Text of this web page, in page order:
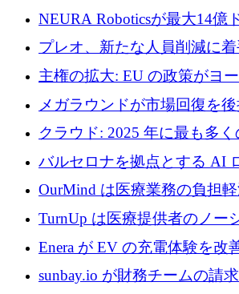
ように再考しているか
NEURA Roboticsが最大14億
Bending Spoonsが米国IPOを
4億ポンドのチップ計画を発
プレオ、新たな人員削減に
雇
主権の拡大: EU の政策がヨ
プテック戦略をどのように
メガラウンドが市場回復を
ハイテク資金調達は5月に
クラウド: 2025 年に最も多
た 10 社
バルセロナを拠点とする AI
Theker が 8,500 万ドルを調達
OurMind は医療業務の負担
ロを寄付
TurnUp は医療提供者のノー
するために 200 万ユーロを
Enera が EV の充電体験を改
万ドルを調達
sunbay.io が財務チームの請